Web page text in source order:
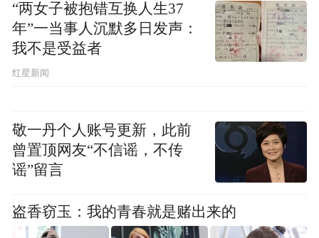
林肯亚太及中国区总裁，也开启了其职业生
“两女子被抱错互换人生37
年”一当事人沉默多日发声：
我不是受益者
红星新闻
敬一丹个人账号更新，此前
曾置顶网友“不信谣，不传
谣”留言
盗香窃玉：我的青春就是赌出来的